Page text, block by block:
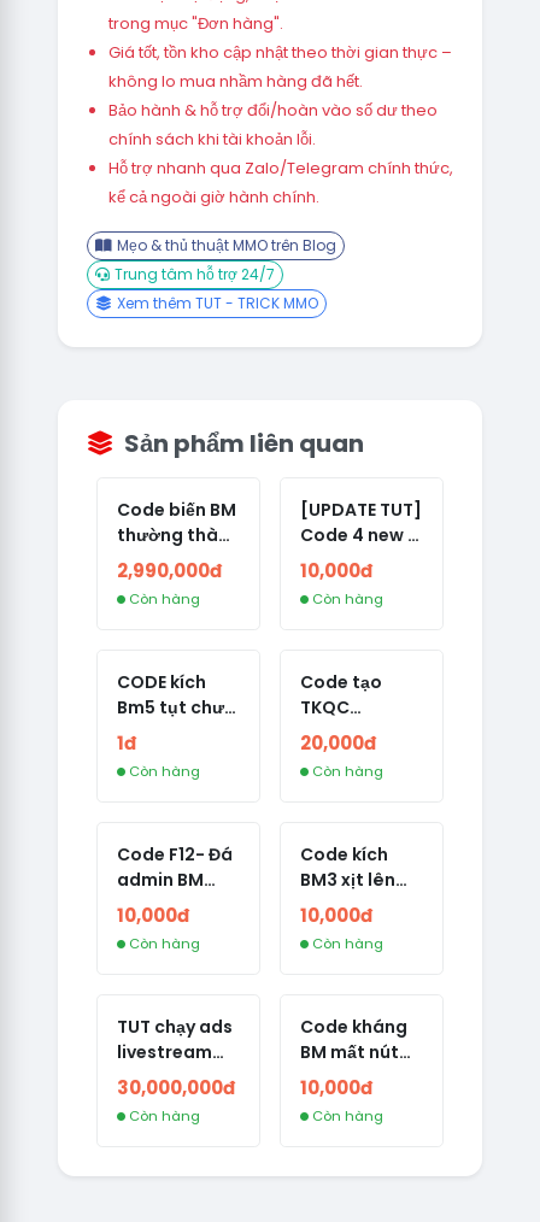
trong mục "Đơn hàng".
Giá tốt, tồn kho cập nhật theo thời gian thực –
không lo mua nhầm hàng đã hết.
Bảo hành & hỗ trợ đổi/hoàn vào số dư theo
chính sách khi tài khoản lỗi.
Hỗ trợ nhanh qua Zalo/Telegram chính thức,
kể cả ngoài giờ hành chính.
Mẹo & thủ thuật MMO trên Blog
Trung tâm hỗ trợ 24/7
Xem thêm TUT - TRICK MMO
Sản phẩm liên quan
Code biến BM
thường thành
BM tích xanh
2,990,000đ
Còn hàng
[UPDATE TUT]
Code 4 new -
Dành cho
page tích
thuê
10,000đ
Còn hàng
CODE kích
Bm5 tụt chưa
tạo tkqc lên
1đ
Còn hàng
Code tạo
TKQC
BM2500
không bị
spam ACC
20,000đ
Còn hàng
Code F12- Đá
admin BM
trước 7 ngày
10,000đ
Còn hàng
Code kích
BM3 xịt lên
BM10 New
24/8
10,000đ
Còn hàng
TUT chạy ads
livestream
cho page
thường (VIP)
30,000,000đ
Còn hàng
Code kháng
BM mất nút
mới nhất
8/8/2025
10,000đ
Còn hàng